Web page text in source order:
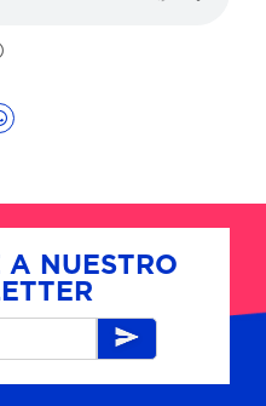
A NUESTRO